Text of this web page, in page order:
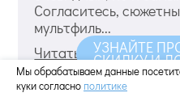
Согласитесь,
мультфиль...
Читать дальше
Мы обрабатываем данные
куки согласно политике
УЗНАЙТЕ
СКИДКУ И